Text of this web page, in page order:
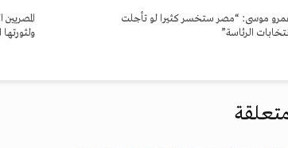
موسى: “مصر ستخسر كثيرا لو تأجلت
الرئاسة”